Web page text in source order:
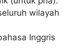
wilayah
Inggris